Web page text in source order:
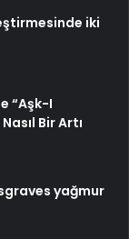
iki
“Aşk-I
Bir Artı
yağmur